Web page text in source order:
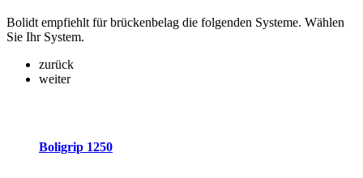
Bolidt empfiehlt für brückenbelag die folgenden Systeme. Wählen
Sie Ihr System.
zurück
weiter
Boligrip 1250